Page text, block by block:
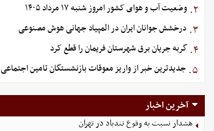
۲. وضعیت آب و هوای کشور امروز شنبه ۱۷ مرداد ۱۴۰۵
۳. درخشش جوانان ایران در المپیاد جهانی هوش مصنوعی
۴. گربه جریان برق شهرستان فریمان را قطع کرد
۵. جدیدترین خبر از واریز معوقات بازنشستگان تامین اجتماعی
آخرین اخبار
هشدار نسبت به وقوع تندباد در تهران